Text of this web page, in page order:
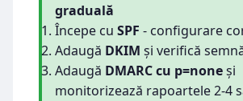
graduală
Începe cu SPF - configurare
Adaugă DKIM și verifică
Adaugă DMARC cu p=noneși
monitorizează rapoartele 2-4